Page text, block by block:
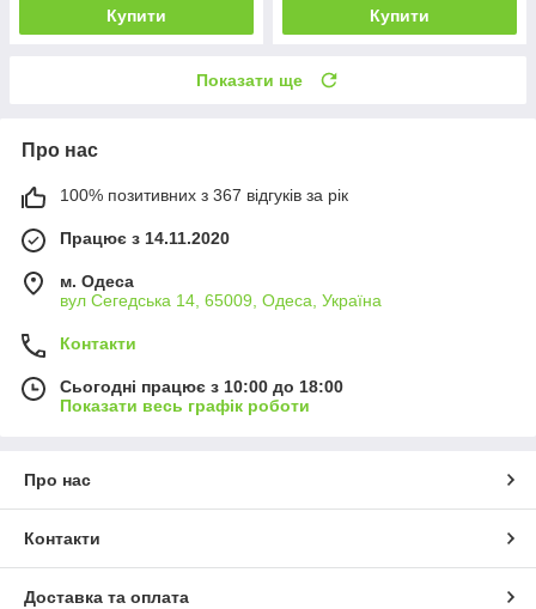
Купити Купити
Показати ще
Про нас
100% позитивних з 367 відгуків за рік
Працює з 14.11.2020
м. Одеса
вул Сегедська 14, 65009, Одеса, Україна
Контакти
Сьогодні працює з 10:00 до 18:00
Показати весь графік роботи
Про нас
Контакти
Доставка та оплата